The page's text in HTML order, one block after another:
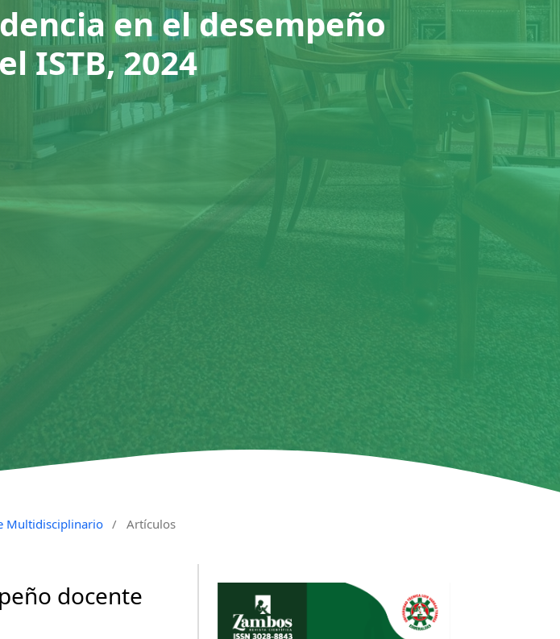
en el desempeño
ISTB, 2024
Multidisciplinario / Artículos
docente